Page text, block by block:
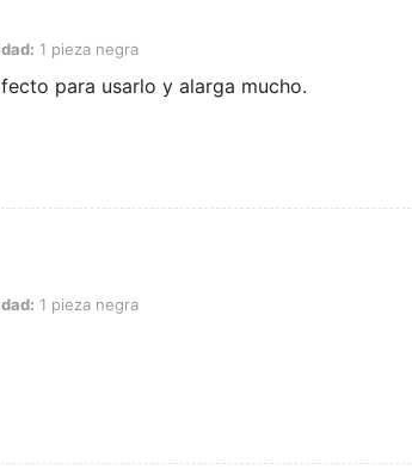
pieza negra
1 pieza negra
para usarlo y alarga mucho.
pieza negra
1 pieza negra